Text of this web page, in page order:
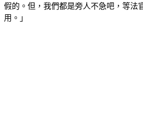
假的。但，我們都是旁人不急吧，等法
用。」